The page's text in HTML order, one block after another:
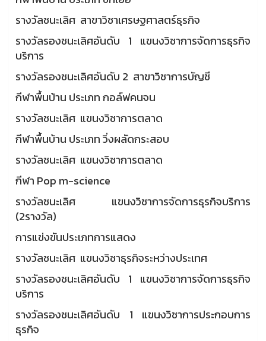
รางวัลชนะเลิศ สาขาวิชาเศรษฐศาสตร์ธุรกิจ
รางวัลรองชนะเลิศอันดับ 1 แขนงวิชาการจัดการธุรกิจ
บริการ
รางวัลรองชนะเลิศอันดับ 2 สาขาวิชาการบัญชี
กีฬาพื้นบ้าน ประเภท กอล์ฟคนจน
รางวัลชนะเลิศ แขนงวิชาการตลาด
กีฬาพื้นบ้าน ประเภท วิ่งผลัดกระสอบ
รางวัลชนะเลิศ แขนงวิชาการตลาด
กีฬา Pop m-science
รางวัลชนะเลิศ แขนงวิชาการจัดการธุรกิจบริการ
(2รางวัล)
การแข่งขันประเภทการแสดง
รางวัลชนะเลิศ แขนงวิชาธุรกิจระหว่างประเทศ
รางวัลรองชนะเลิศอันดับ 1 แขนงวิชาการจัดการธุรกิจ
บริการ
รางวัลรองชนะเลิศอันดับ 1 แขนงวิชาการประกอบการ
ธุรกิจ